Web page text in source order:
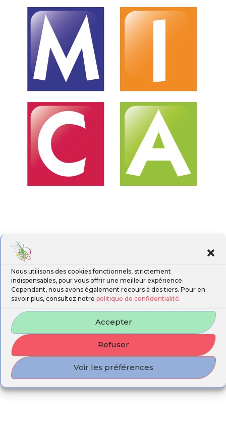
Nous utilisons des cookies fonctionnels, strictement
indispensables, pour vous offrir une meilleur expérience.
Cependant, nous avons également recours à des tiers. Pour en
savoir plus, consultez notre politique de confidentialité.
Accepter
Refuser
Voir les préférences